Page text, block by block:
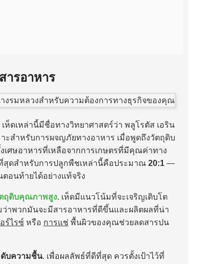
ารอาหาร
ห็ดเหล่านี้มีชื่อทางวิทยาศาสตร์ว่า พลูโรตัส เอริน
ะสำหรับการผจญภัยทางอาหาร เมื่อพูดถึงวัตถุดิบ
เศษอาหารที่เหลือจากการเกษตรที่มีคุณค่าทาง
สุดสำหรับการปลูกพืชเหล่านี้คือประมาณ 20:1 —
อนท้ายได้อย่างแท้จริง
ถุดิบคุณภาพสูง. เห็ดมีแนวโน้มที่จะเจริญเติบโต
าพวกมันจะมีสารอาหารที่ดีขึ้นและผลิตผลที่น่า
ร์ไรซ์ หรือ การแช่ พื้นผิวของคุณช่วยลดสารปน
ดับความชื้น. เพื่อผลลัพธ์ที่ดีที่สุด ควรตั้งเป้าไว้ที่